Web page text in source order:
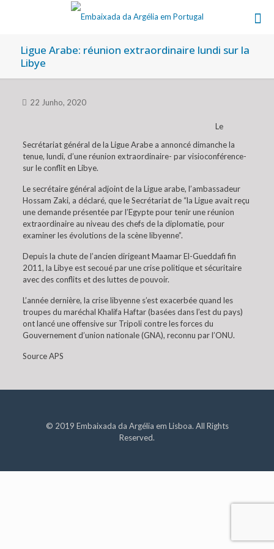
Ligue Arabe: réunion extraordinaire lundi sur la
Libye
22 Junho, 2020
Le
Secrétariat général de la Ligue Arabe a annoncé dimanche la
tenue, lundi, d’une réunion extraordinaire- par visioconférence-
sur le conflit en Libye.
Le secrétaire général adjoint de la Ligue arabe, l’ambassadeur
Hossam Zaki, a déclaré, que le Secrétariat de “la Ligue avait reçu
une demande présentée par l’Egypte pour tenir une réunion
extraordinaire au niveau des chefs de la diplomatie, pour
examiner les évolutions de la scène libyenne”.
Depuis la chute de l’ancien dirigeant Maamar El-Gueddafi fin
2011, la Libye est secoué par une crise politique et sécuritaire
avec des conflits et des luttes de pouvoir.
L’année dernière, la crise libyenne s’est exacerbée quand les
troupes du maréchal Khalifa Haftar (basées dans l’est du pays)
ont lancé une offensive sur Tripoli contre les forces du
Gouvernement d’union nationale (GNA), reconnu par l’ONU.
Source APS
© 2019 Embaixada da Argélia em Lisboa. All Rights
Reserved.